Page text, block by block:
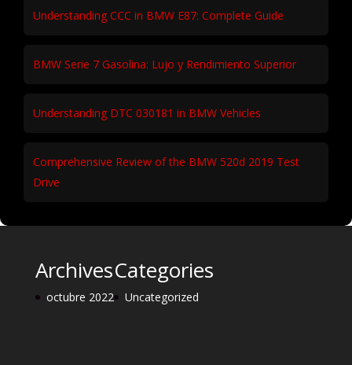
Understanding CCC in BMW E87: Complete Guide
BMW Serie 7 Gasolina: Lujo y Rendimiento Superior
Understanding DTC 030181 in BMW Vehicles
Comprehensive Review of the BMW 520d 2019 Test
Drive
Archives
octubre 2022
Categories
Uncategorized